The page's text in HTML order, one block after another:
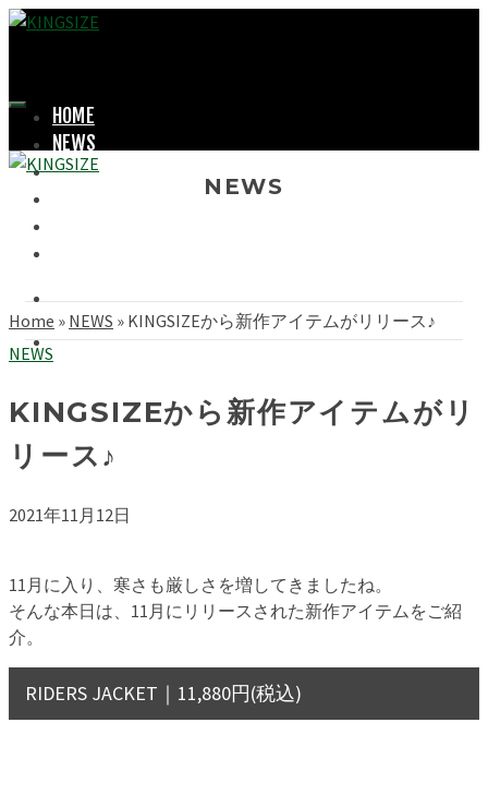
HOME
NEWS
LOOKBOOK
NEWS
Home » NEWS » KINGSIZEから新作アイテムがリリース♪
NEWS
KINGSIZEから新作アイテムがリ
リース♪
2021年11月12日
11月に入り、寒さも厳しさを増してきましたね。
そんな本日は、11月にリリースされた新作アイテムをご紹
介。
RIDERS JACKET｜11,880円(税込)